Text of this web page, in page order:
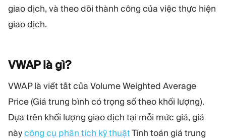
giao dịch, và theo dõi thành công của việc thực hiện
giao dịch.
VWAP là gì?
VWAP là viết tắt của Volume Weighted Average
Price (Giá trung bình có trọng số theo khối lượng).
Dựa trên khối lượng giao dịch tại mỗi mức giá, giá
nàycông cụ phân tích kỹ thuậtTính toán giá trung
Bền vững